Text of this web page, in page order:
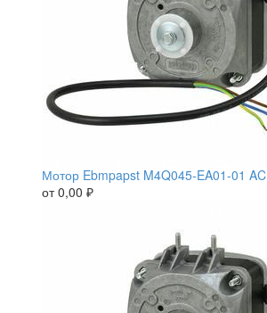
Мотор Ebmpapst M4Q045-EA01-01 AC
от0,00 ₽